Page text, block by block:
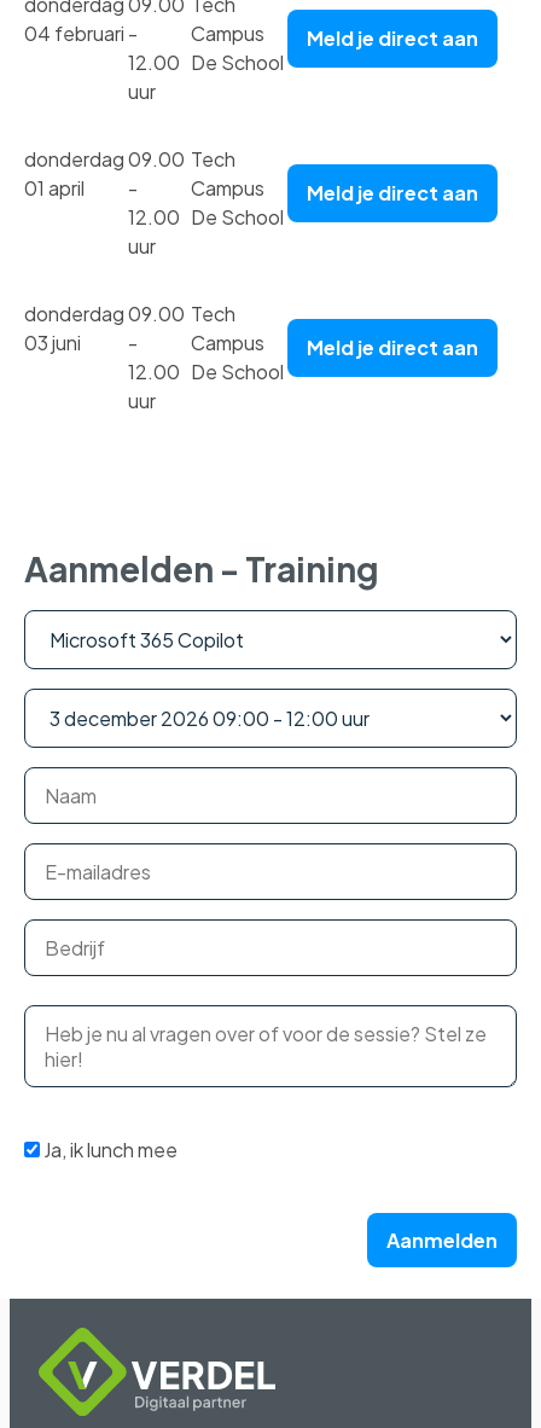
04 februari -
12.00
uur
Campus
De School
Meld je direct aan
donderdag
01 april
09.00
-
12.00
uur
Tech
Campus
De School
Meld je direct aan
donderdag
03 juni
09.00
-
12.00
uur
Tech
Campus
De School
Meld je direct aan
Aanmelden - Training
Ja, ik lunch mee
Aanmelden